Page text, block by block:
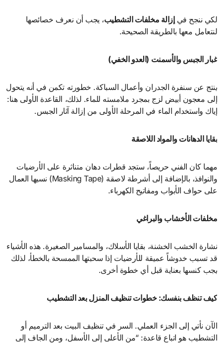
لكي ننجح فيإزالة مخلفات التشطيب، يجب أن نعرف خصائصها
لنتعامل معها بالطريقة الصحيحة.
غبار الجبس والأسمنت (العدو الخفي)
ينتج عن سنفرة الجدران وأعمال السباكة. خطورته تكمن في أنه يتحول
إلى معجون أبيض لزج بمجرد ملامسته للماء. لذلك، القاعدة الأولى هنا:
إياك واستخدام الماء في المرحلة الأولى من إزالة آثار الجبس.
بقايا الدهانات والمواد اللاصقة
مهما كان الفني حريصاً، ستجد قطرات دهان متناثرة على الأرضيات
والنوافذ، بالإضافة إلى أشرطة لاصقة (Masking Tape) نسيها العمال
على حواف الأبواب ومفاتيح الكهرباء.
مخلفات الأخشاب والبراغي
نشارة الخشب الخشنة، بقايا الأسلاك، والمسامير الصغيرة. هذه الأشياء
قد تسبب خدوشاً عميقة للأرضيات إذا سحبتها الممسحة بالخطأ، لذلك
يجب كنسها بعناية قبل أي خطوة أخرى.
كيف تنظف بنفسك: خطوات تنظيف المنزل بعد التشطيب
الآن نأتي إلى الجزء العملي. السر في تنظيف البيت بعد الترميم أو
التشطيب هو اتباع قاعدة: “من الأعلى إلى الأسفل، ومن الجاف إلى